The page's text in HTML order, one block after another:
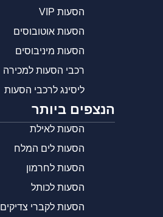
הסעות VIP
הסעות אוטובוסים
הסעות מיניבוסים
רכבי הסעות למכירה
ליסינג לרכבי הסעות
הנצפים ביותר
הסעות לאילת
הסעות לים המלח
הסעות לחרמון
הסעות לכותל
הסעות לקברי צדיקים